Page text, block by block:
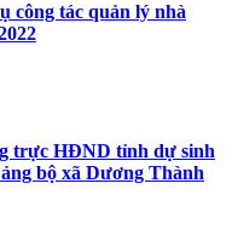
công tác quản lý nhà
trực HĐND tỉnh dự sinh
bộ xã Dương Thành